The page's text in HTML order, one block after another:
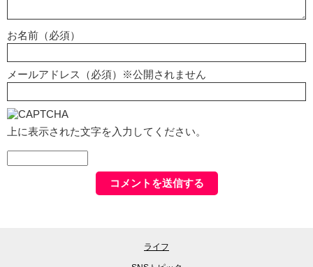
お名前（必須）
メールアドレス（必須）※公開されません
上に表示された文字を入力してください。
ライフ